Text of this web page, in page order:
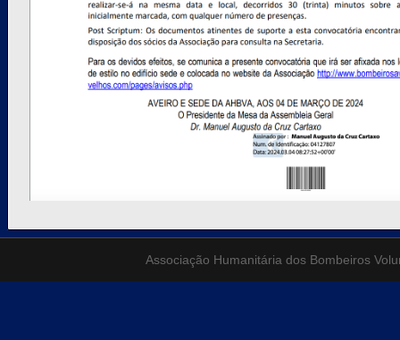
Associação Humanitária dos Bombeiros